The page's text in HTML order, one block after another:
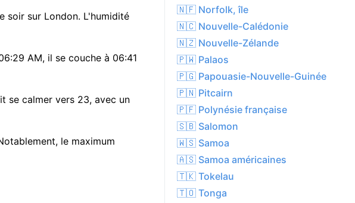
soir sur London. L'humidité
AM, il se couche à 06:41
se calmer vers 23, avec un
le maximum
🇳🇫 Norfolk, île
🇳🇨 Nouvelle-Calédonie
🇳🇿 Nouvelle-Zélande
🇵🇼 Palaos
🇵🇬 Papouasie-Nouvelle-Guinée
🇵🇳 Pitcairn
🇵🇫 Polynésie française
🇸🇧 Salomon
🇼🇸 Samoa
🇦🇸 Samoa américaines
🇹🇰 Tokelau
🇹🇴 Tonga